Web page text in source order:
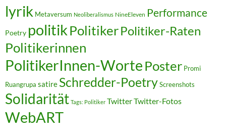
lyrik Metaversum Neoliberalismus NineEleven Performance
Poetry politikPolitikerPolitiker-Raten
Politikerinnen
PolitikerInnen-Worte Poster Promi
Ruangrupa satire Schredder-PoetryScreenshots
Solidarität Tags: Politiker TwitterTwitter-Fotos
WebART